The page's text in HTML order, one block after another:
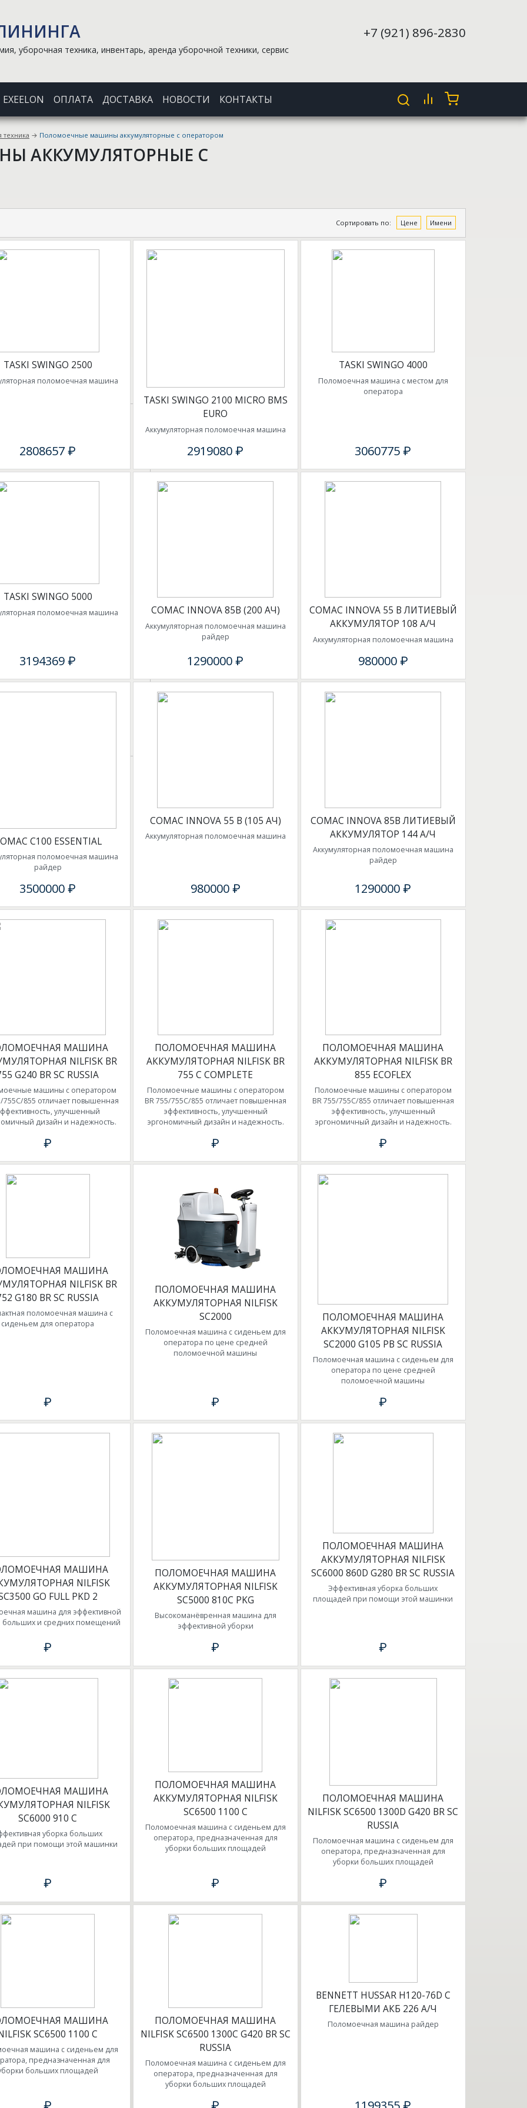
уборочная техника, инвентарь, аренда уборочной техники, сервис
+7 (921) 896-2830
EXEELON ОПЛАТА ДОСТАВКА НОВОСТИ КОНТАКТЫ
→ Поломоечные машины аккумуляторные с оператором
АККУМУЛЯТОРНЫЕ С
Сортировать по: Цене Имени
TASKI SWINGO 2500
поломоечная машина
2808657 ₽
TASKI SWINGO 2100 MICRO BMS
EURO
Аккумуляторная поломоечная машина
2919080 ₽
TASKI SWINGO 4000
Поломоечная машина с местом для
оператора
3060775 ₽
TASKI SWINGO 5000
поломоечная машина
3194369 ₽
COMAC INNOVA 85B (200 АЧ)
Аккумуляторная поломоечная машина
райдер
1290000 ₽
COMAC INNOVA 55 B ЛИТИЕВЫЙ
АККУМУЛЯТОР 108 А/Ч
Аккумуляторная поломоечная машина
980000 ₽
C100 ESSENTIAL
поломоечная машина
райдер
3500000 ₽
COMAC INNOVA 55 B (105 АЧ)
Аккумуляторная поломоечная машина
980000 ₽
COMAC INNOVA 85B ЛИТИЕВЫЙ
АККУМУЛЯТОР 144 А/Ч
Аккумуляторная поломоечная машина
райдер
1290000 ₽
МАШИНА
NILFISK BR
G240 BR SC RUSSIA
машины с оператором
755C/855 отличает повышенная
улучшенный
дизайн и надежность.
₽
ПОЛОМОЕЧНАЯ МАШИНА
АККУМУЛЯТОРНАЯ NILFISK BR
755 C COMPLETE
Поломоечные машины с оператором
BR 755/755C/855 отличает повышенная
эффективность, улучшенный
эргономичный дизайн и надежность.
₽
ПОЛОМОЕЧНАЯ МАШИНА
АККУМУЛЯТОРНАЯ NILFISK BR
855 ECOFLEX
Поломоечные машины с оператором
BR 755/755C/855 отличает повышенная
эффективность, улучшенный
эргономичный дизайн и надежность.
₽
МАШИНА
NILFISK BR
G180 BR SC RUSSIA
поломоечная машина с
сиденьем для оператора
₽
ПОЛОМОЕЧНАЯ МАШИНА
АККУМУЛЯТОРНАЯ NILFISK
SC2000
Поломоечная машина с сиденьем для
оператора по цене средней
поломоечной машины
₽
ПОЛОМОЕЧНАЯ МАШИНА
АККУМУЛЯТОРНАЯ NILFISK
SC2000 G105 PB SC RUSSIA
Поломоечная машина с сиденьем для
оператора по цене средней
поломоечной машины
₽
МАШИНА
NILFISK
GO FULL PKD 2
машина для эффективной
больших и средних помещений
₽
ПОЛОМОЕЧНАЯ МАШИНА
АККУМУЛЯТОРНАЯ NILFISK
SC5000 810C PKG
Высокоманёвренная машина для
эффективной уборки
₽
ПОЛОМОЕЧНАЯ МАШИНА
АККУМУЛЯТОРНАЯ NILFISK
SC6000 860D G280 BR SC RUSSIA
Эффективная уборка больших
площадей при помощи этой машинки
₽
МАШИНА
NILFISK
SC6000 910 C
уборка больших
при помощи этой машинки
₽
ПОЛОМОЕЧНАЯ МАШИНА
АККУМУЛЯТОРНАЯ NILFISK
SC6500 1100 C
Поломоечная машина с сиденьем для
оператора, предназначенная для
уборки больших площадей
₽
ПОЛОМОЕЧНАЯ МАШИНА
NILFISK SC6500 1300D G420 BR SC
RUSSIA
Поломоечная машина с сиденьем для
оператора, предназначенная для
уборки больших площадей
₽
МАШИНА
SC6500 1100 C
машина с сиденьем для
предназначенная для
больших площадей
ПОЛОМОЕЧНАЯ МАШИНА
NILFISK SC6500 1300C G420 BR SC
RUSSIA
Поломоечная машина с сиденьем для
оператора, предназначенная для
уборки больших площадей
BENNETT HUSSAR H120-76D С
ГЕЛЕВЫМИ АКБ 226 А/Ч
Поломоечная машина райдер